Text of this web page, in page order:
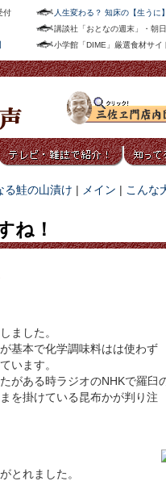
付
人生変わる？ 知床の【生うに】
講談社「おとなの週末」・朝
小学館「DIME」厳選食材サイ
る鮭の山漬け | メイン | こんな
ね！
ました。
基本で化学調味料はは使わず
います。
がある時ラジオのNHKで羅臼
を掛けている昆布かが判り注
とれました。